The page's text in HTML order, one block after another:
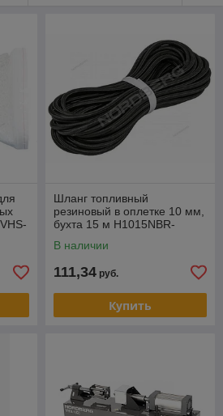
Шланг топливный
резиновый в оплетке 10 мм,
бухта 15 м H1015NBR-
В наличии
111,34 руб.
Купить